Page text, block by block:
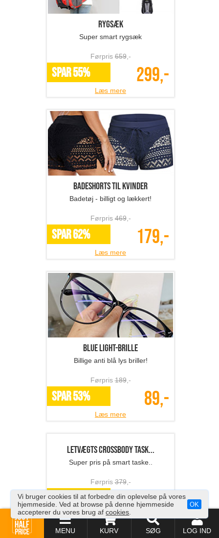
MENU KURV SØG LOG IND
Rygsæk
Førpris659,-
SPAR 55% 299,-
Læs mere
Badeshorts til kvinder
Førpris
SPAR 62% 179,-
Læs mere
Blue light-brille
SPAR 53% 89,-
Vi bruger cookies til at forbedre din oplevelse på vores
hjemmeside. Ved at browse på denne hjemmeside
accepterer du vores brug afcookies
OK